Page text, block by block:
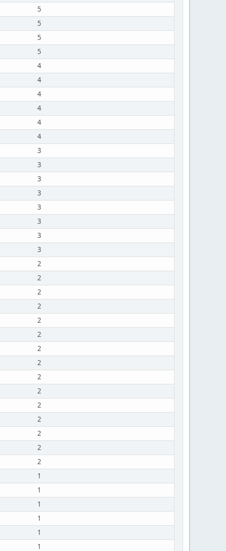
5
5
5
5
4
4
4
4
4
4
3
3
3
3
3
3
3
3
2
2
2
2
2
2
2
2
2
2
2
2
2
2
2
1
1
1
1
1
1